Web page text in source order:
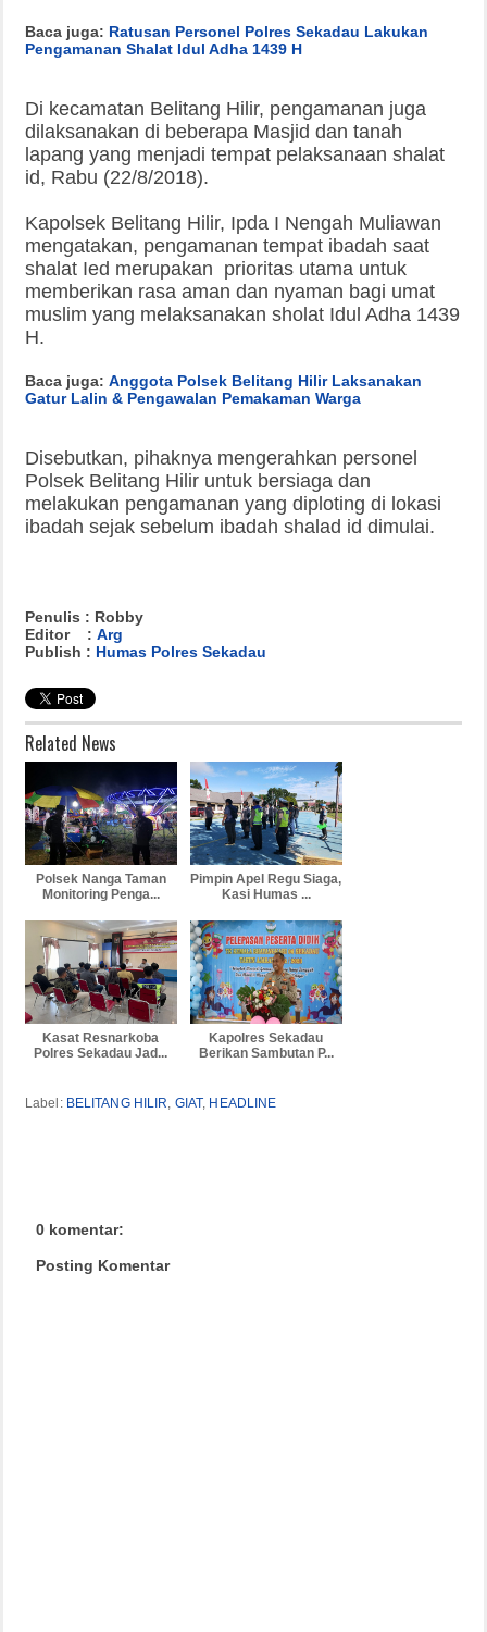
Baca juga: Ratusan Personel Polres Sekadau Lakukan
Pengamanan Shalat Idul Adha 1439 H
Di kecamatan Belitang Hilir, pengamanan juga
dilaksanakan di beberapa Masjid dan tanah
lapang yang menjadi tempat pelaksanaan shalat
id, Rabu (22/8/2018).
Kapolsek Belitang Hilir, Ipda I Nengah Muliawan
mengatakan, pengamanan tempat ibadah saat
shalat Ied merupakan prioritas utama untuk
memberikan rasa aman dan nyaman bagi umat
muslim yang melaksanakan sholat Idul Adha 1439
H.
Baca juga: Anggota Polsek Belitang Hilir Laksanakan
Gatur Lalin & Pengawalan Pemakaman Warga
Disebutkan, pihaknya mengerahkan personel
Polsek Belitang Hilir untuk bersiaga dan
melakukan pengamanan yang diploting di lokasi
ibadah sejak sebelum ibadah shalad id dimulai.
Penulis : Robby
Editor : Arg
Publish : Humas Polres Sekadau
Related News
Polsek Nanga Taman
Monitoring Penga...
Pimpin Apel Regu Siaga,
Kasi Humas ...
Kasat Resnarkoba
Polres Sekadau Jad...
Kapolres Sekadau
Berikan Sambutan P...
Label: BELITANG HILIR GIAT, HEADLINE
0 komentar:
Posting Komentar